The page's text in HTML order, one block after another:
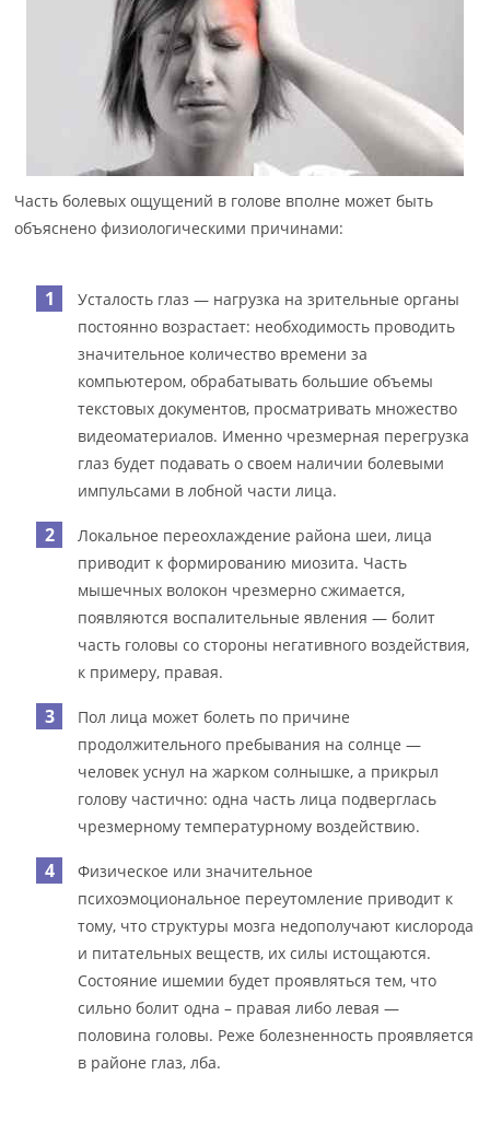
Часть болевых ощущений в голове вполне может быть
объяснено физиологическими причинами:
Усталость глаз — нагрузка на зрительные органы
постоянно возрастает: необходимость проводить
значительное количество времени за
компьютером, обрабатывать большие объемы
текстовых документов, просматривать множество
видеоматериалов. Именно чрезмерная перегрузка
глаз будет подавать о своем наличии болевыми
импульсами в лобной части лица.
Локальное переохлаждение района шеи, лица
приводит к формированию миозита. Часть
мышечных волокон чрезмерно сжимается,
появляются воспалительные явления — болит
часть головы со стороны негативного воздействия,
к примеру, правая.
Пол лица может болеть по причине
продолжительного пребывания на солнце —
человек уснул на жарком солнышке, а прикрыл
голову частично: одна часть лица подверглась
чрезмерному температурному воздействию.
Физическое или значительное
психоэмоциональное переутомление приводит к
тому, что структуры мозга недополучают кислорода
и питательных веществ, их силы истощаются.
Состояние ишемии будет проявляться тем, что
сильно болит одна – правая либо левая —
половина головы. Реже болезненность проявляется
в районе глаз, лба.